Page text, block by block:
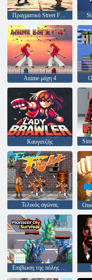
Anime μάχη 4
Καυγατζής
Τελικός αγώνας
Επιβίωση της πόλης Monster